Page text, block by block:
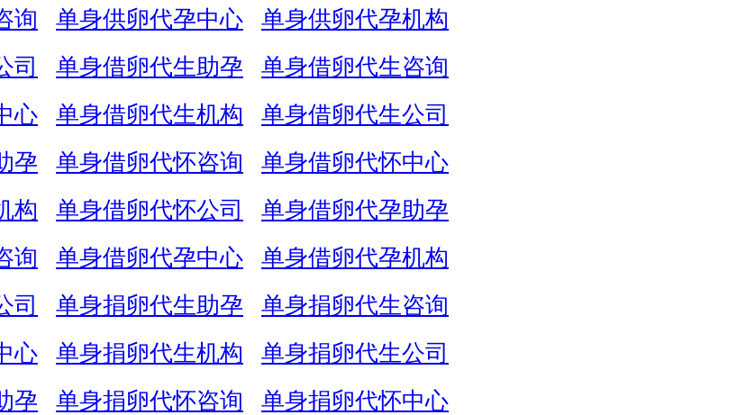
询
单身供卵代孕中心
单身供卵代孕机构
司
单身借卵代生助孕
单身借卵代生咨询
心
单身借卵代生机构
单身借卵代生公司
孕
单身借卵代怀咨询
单身借卵代怀中心
构
单身借卵代怀公司
单身借卵代孕助孕
询
单身借卵代孕中心
单身借卵代孕机构
司
单身捐卵代生助孕
单身捐卵代生咨询
心
单身捐卵代生机构
单身捐卵代生公司
孕
单身捐卵代怀咨询
单身捐卵代怀中心